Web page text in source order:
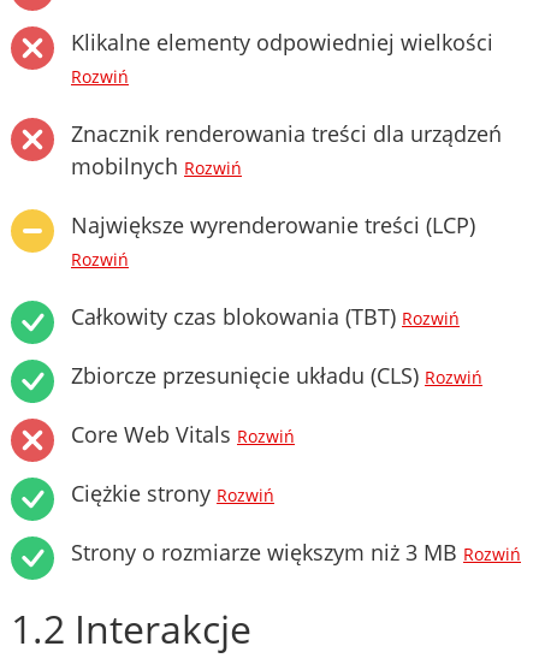
Klikalne elementy odpowiedniej wielkości
Rozwiń
Znacznik renderowania treści dla urządzeń
mobilnych Rozwiń
Największe wyrenderowanie treści (LCP)
Rozwiń
Całkowity czas blokowania (TBT) Rozwiń
Zbiorcze przesunięcie układu (CLS) Rozwiń
Core Web Vitals Rozwiń
Ciężkie strony Rozwiń
Strony o rozmiarze większym niż 3 MB Rozwiń
1.2 Interakcje